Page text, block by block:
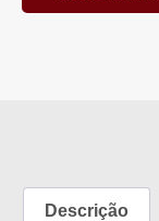
Descrição